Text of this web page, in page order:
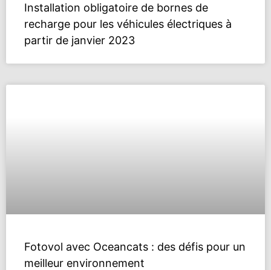
Installation obligatoire de bornes de
recharge pour les véhicules électriques à
partir de janvier 2023
Fotovol avec Oceancats : des défis pour un
meilleur environnement